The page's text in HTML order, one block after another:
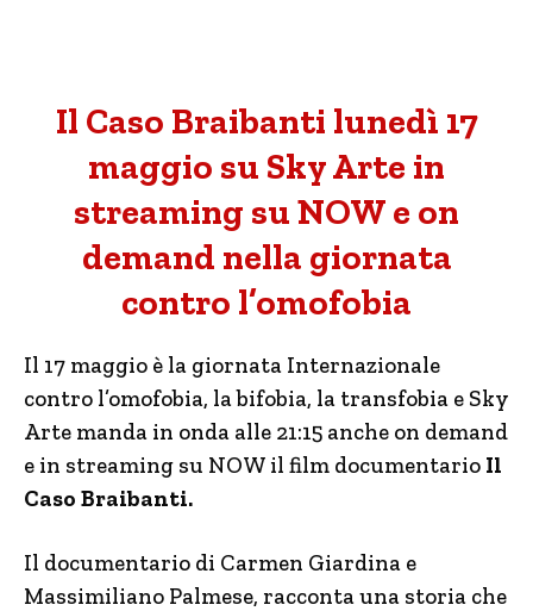
Il Caso Braibanti lunedì 17
maggio su Sky Arte in
streaming su NOW e on
demand nella giornata
contro l’omofobia
Il 17 maggio è la giornata Internazionale
contro l’omofobia, la bifobia, la transfobia e Sky
Arte manda in onda alle 21:15 anche on demand
e in streaming su NOW il film documentario Il
Caso Braibanti.
Il documentario di Carmen Giardina e
Massimiliano Palmese, racconta una storia che